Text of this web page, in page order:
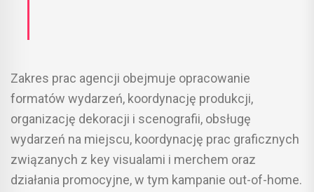
Zakres prac agencji obejmuje opracowanie
formatów wydarzeń, koordynację produkcji,
organizację dekoracji i scenografii, obsługę
wydarzeń na miejscu, koordynację prac graficznych
związanych z key visualami i merchem oraz
działania promocyjne, w tym kampanie out-of-home.